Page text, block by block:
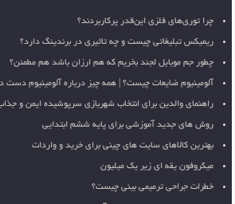
چرا توری‌های فلزی این‌قدر پرکاربردند؟
ریمیکس تبلیغاتی چیست و چه تاثیری در برندینگ دارد؟
چطور جم موبایل لجند بخریم که هم ارزان باشد هم مطمئن؟
آلومینیوم ضایعات چیست؟ | همه چیز درباره آلومینیوم دست
راهنمای والدین برای انتخاب شهربازی سرپوشیده ایمن و
روش های جدید آموزشی برای پایه ششم ابتدایی
بهترین کالاهای سایت های چینی برای خرید و واردات
میکروفون یقه ای زیر یک میلیون
خطرات جراحی ترمیمی بینی چیست؟